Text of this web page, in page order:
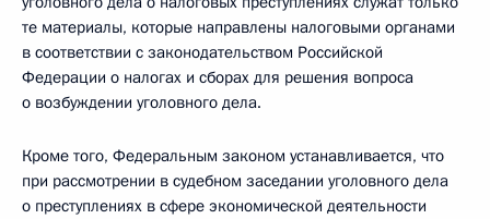
те материалы, которые направлены налоговыми органами
в соответствии с законодательством Российской
Федерации о налогах и сборах для решения вопроса
о возбуждении уголовного дела.
Кроме того, Федеральным законом устанавливается, что
при рассмотрении в судебном заседании уголовного дела
о преступлениях в сфере экономической деятельности